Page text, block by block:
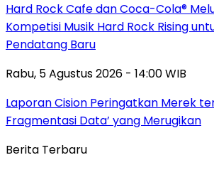
Hard Rock Cafe dan Coca-Cola®
Kompetisi Musik Hard Rock Rising
Pendatang Baru
Rabu, 5 Agustus 2026 - 14:00 WIB
Laporan Cision Peringatkan Merek
Fragmentasi Data’ yang Merugikan
Berita Terbaru